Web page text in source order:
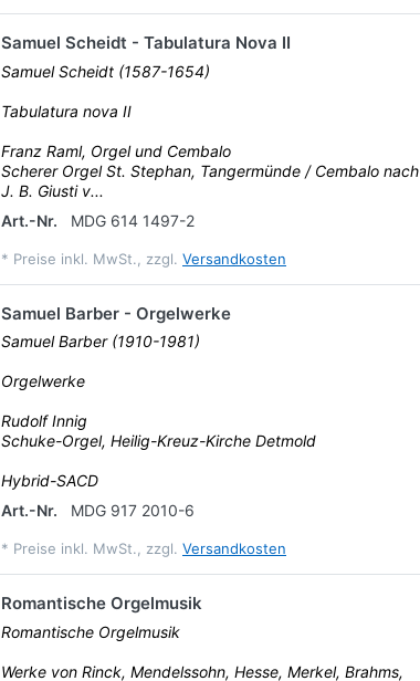
Samuel Scheidt - Tabulatura Nova II
Samuel Scheidt (1587-1654)
Tabulatura nova II
Franz Raml, Orgel und Cembalo
Scherer Orgel St. Stephan, Tangermünde / Cembalo nach
J. B. Giusti v...
Art.-Nr.
MDG 614 1497-2
* Preise inkl. MwSt., zzgl. Versandkosten
Samuel Barber - Orgelwerke
Samuel Barber (1910-1981)
Orgelwerke
Rudolf Innig
Schuke-Orgel, Heilig-Kreuz-Kirche Detmold
Hybrid-SACD
Art.-Nr.
MDG 917 2010-6
* Preise inkl. MwSt., zzgl. Versandkosten
Romantische Orgelmusik
Romantische Orgelmusik
Werke von Rinck, Mendelssohn, Hesse, Merkel, Brahms,